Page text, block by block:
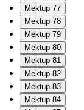
Mektup 77
Mektup 78
Mektup 79
Mektup 80
Mektup 81
Mektup 82
Mektup 83
Mektup 84